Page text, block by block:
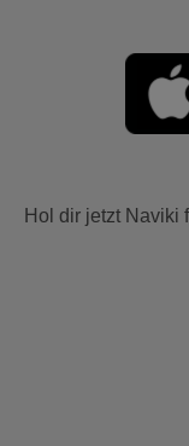
Hol dir jetzt Naviki